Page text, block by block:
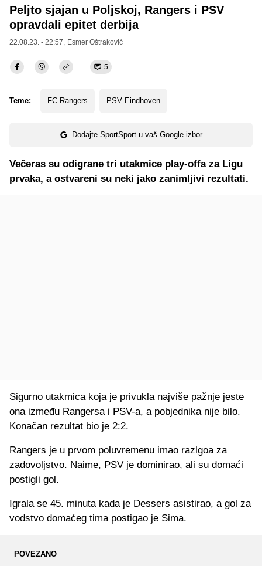
Peljto sjajan u Poljskoj, Rangers i PSV
opravdali epitet derbija
22.08.23. - 22:57, Esmer Oštraković
5
Teme: FC Rangers PSV Eindhoven
Dodajte SportSport u vaš Google izbor
Večeras su odigrane tri utakmice play-offa za Ligu
prvaka, a ostvareni su neki jako zanimljivi rezultati.
Sigurno utakmica koja je privukla najviše pažnje jeste
ona između Rangersa i PSV-a, a pobjednika nije bilo.
Konačan rezultat bio je 2:2.
Rangers je u prvom poluvremenu imao razlgoa za
zadovoljstvo. Naime, PSV je dominirao, ali su domaći
postigli gol.
Igrala se 45. minuta kada je Dessers asistirao, a gol za
vodstvo domaćeg tima postigao je Sima.
POVEZANO